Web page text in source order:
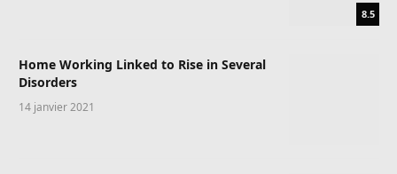
8.5
Home Working Linked to Rise in Several
Disorders
14 janvier 2021